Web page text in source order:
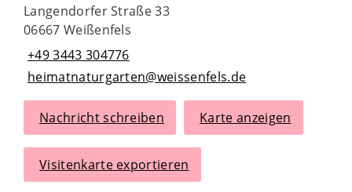
Langendorfer Straße 33
06667 Weißenfels
+49 3443 304776
heimatnaturgarten@weissenfels.de
Nachricht schreiben Karte anzeigen
Visitenkarte exportieren